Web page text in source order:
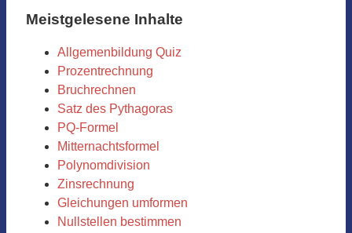
Meistgelesene Inhalte
Allgemenbildung Quiz
Prozentrechnung
Bruchrechnen
Satz des Pythagoras
PQ-Formel
Mitternachtsformel
Polynomdivision
Zinsrechnung
Gleichungen umformen
Nullstellen bestimmen